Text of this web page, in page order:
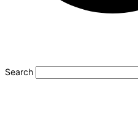
Search